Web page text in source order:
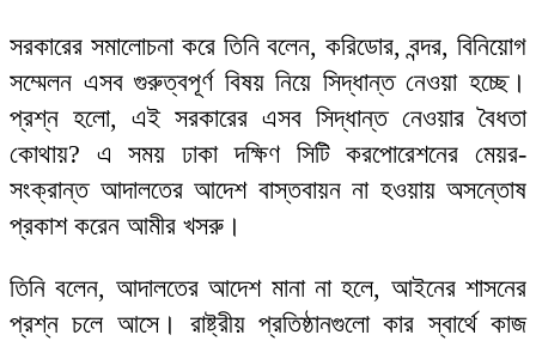
সরকারের সমালোচনা করে তিনি বলেন, করিডোর, বন্দর, বিনিয়োগ
সম্মেলন এসব গুরুত্বপূর্ণ বিষয় নিয়ে সিদ্ধান্ত নেওয়া হচ্ছে।
প্রশ্ন হলো, এই সরকারের এসব সিদ্ধান্ত নেওয়ার বৈধতা
কোথায়? এ সময় ঢাকা দক্ষিণ সিটি করপোরেশনের মেয়র-
সংক্রান্ত আদালতের আদেশ বাস্তবায়ন না হওয়ায় অসন্তোষ
প্রকাশ করেন আমীর খসরু।
তিনি বলেন, আদালতের আদেশ মানা না হলে, আইনের শাসনের
প্রশ্ন চলে আসে। রাষ্ট্রীয় প্রতিষ্ঠানগুলো কার স্বার্থে কাজ